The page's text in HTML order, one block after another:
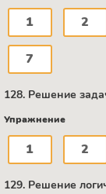
1 2
7
128. Решение
Упражнение
1 2
129. Решение